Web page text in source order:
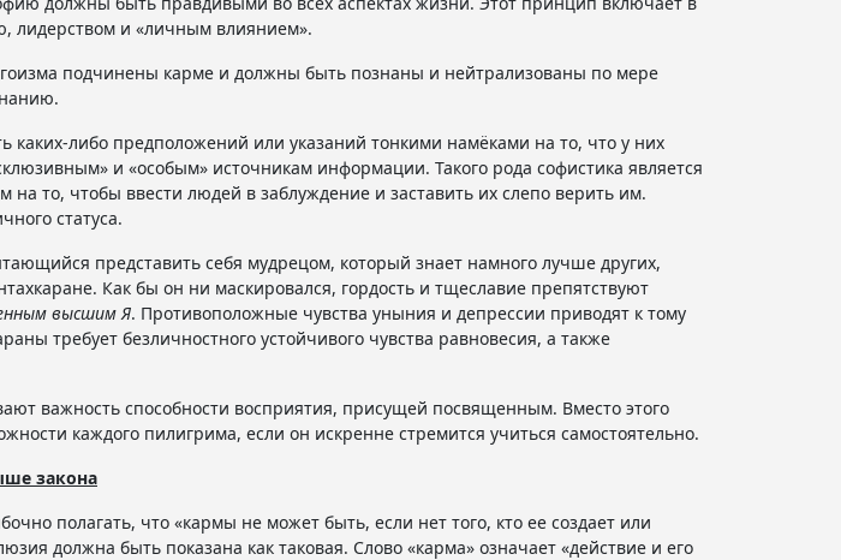
лидерством и «личным влиянием».
подчинены карме и должны быть познаны и нейтрализованы по мере
каких-либо предположений или указаний тонкими намёками на то, что у них
и «особым» источникам информации. Такого рода софистика является
то, чтобы ввести людей в заблуждение и заставить их слепо верить им.
статуса.
представить себя мудрецом, который знает намного лучше других,
Как бы он ни маскировался, гордость и тщеславие препятствуют
высшим Я. Противоположные чувства уныния и депрессии приводят к тому
требует безличностного устойчивого чувства равновесия, а также
важность способности восприятия, присущей посвященным. Вместо этого
каждого пилигрима, если он искренне стремится учиться самостоятельно.
закона
полагать, что «кармы не может быть, если нет того, кто ее создает или
должна быть показана как таковая. Слово «карма» означает «действие и его